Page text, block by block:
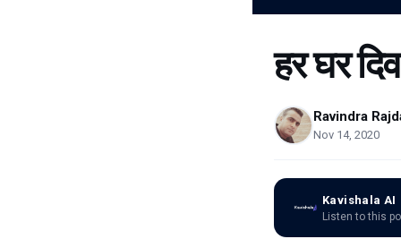
हर घर
Ravindra
Nov 14, 2020
Kavishala AI
Listen to this